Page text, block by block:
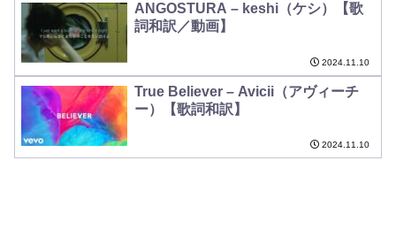
ANGOSTURA – keshi（ケシ）【歌
詞和訳／動画】
2024.11.10
True Believer – Avicii（アヴィーチ
ー）【歌詞和訳】
2024.11.10